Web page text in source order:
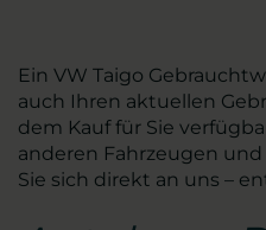
Ein VW Taigo
auch Ihren aktuellen
dem Kauf für Sie
anderen Fahrzeugen
Sie sich direkt an uns –